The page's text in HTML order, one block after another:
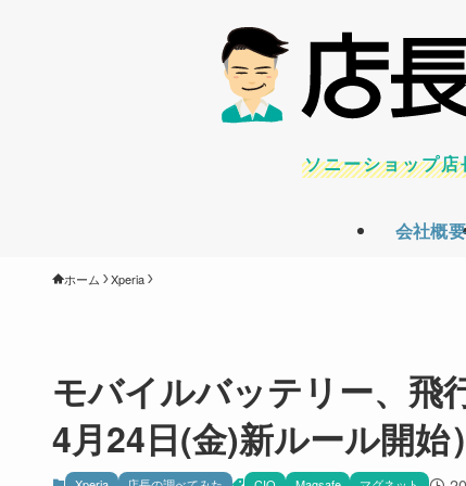
会社概要
ソニーショップ
ホーム Xperia
モバイルバッテリー、飛
4月24日(金)新ルール開始）